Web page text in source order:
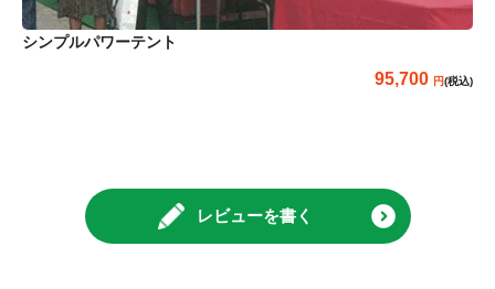
シンプルパワーテント
95,700 (税込)
レビューを書く